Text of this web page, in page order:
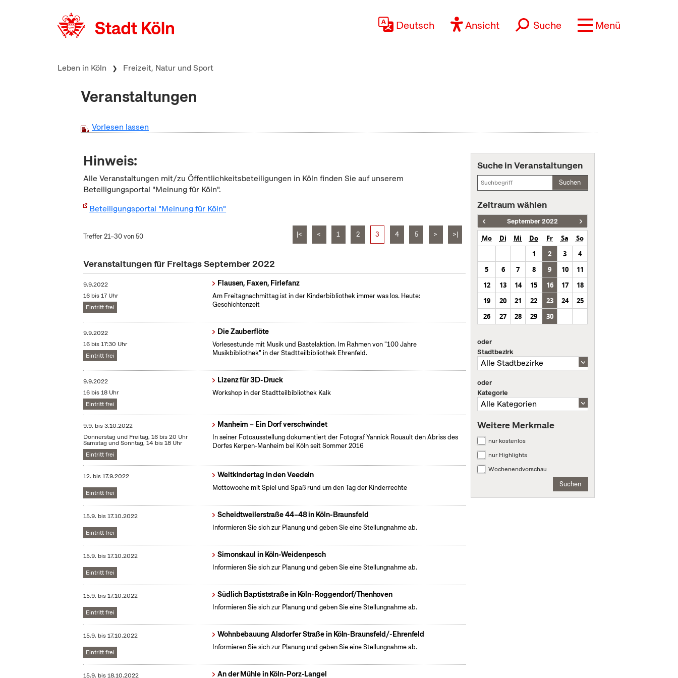
Deutsch Ansicht Suche Menü
Leben in Köln Freizeit, Natur und Sport
Veranstaltungen
Vorlesen lassen
Hinweis:
Alle Veranstaltungen mit/zu Öffentlichkeitsbeteiligungen in Köln finden Sie auf unserem
Beteiligungsportal "Meinung für Köln".
Beteiligungsportal "Meinung für Köln"
Treffer 21–30 von 50 |< < 1 2 3 4 5 > >|
Veranstaltungen für Freitags September 2022
9.9.2022
16 bis 17 Uhr
Eintritt frei
Flausen, Faxen, Firlefanz
Am Freitagnachmittag ist in der Kinderbibliothek immer was los. Heute:
Geschichtenzeit
9.9.2022
16 bis 17:30 Uhr
Eintritt frei
Die Zauberflöte
Vorlesestunde mit Musik und Bastelaktion. Im Rahmen von "100 Jahre
Musikbibliothek" in der Stadtteilbibliothek Ehrenfeld.
9.9.2022
16 bis 18 Uhr
Eintritt frei
Lizenz für 3D-Druck
Workshop in der Stadtteilbibliothek Kalk
9.9. bis3.10.2022
Donnerstag und Freitag, 16 bis 20 Uhr
Samstag und Sonntag, 14 bis 18 Uhr
Eintritt frei
Manheim – Ein Dorf verschwindet
In seiner Fotoausstellung dokumentiert der Fotograf Yannick Rouault den Abriss des
Dorfes Kerpen-Manheim bei Köln seit Sommer 2016
12. bis17.9.2022
Eintritt frei
Weltkindertag in den Veedeln
Mottowoche mit Spiel und Spaß rund um den Tag der Kinderrechte
15.9. bis17.10.2022
Eintritt frei
Scheidtweilerstraße 44–48 in Köln-Braunsfeld
Informieren Sie sich zur Planung und geben Sie eine Stellungnahme ab.
15.9. bis17.10.2022
Eintritt frei
Simonskaul in Köln-Weidenpesch
Informieren Sie sich zur Planung und geben Sie eine Stellungnahme ab.
15.9. bis17.10.2022
Eintritt frei
Südlich Baptiststraße in Köln-Roggendorf/Thenhoven
Informieren Sie sich zur Planung und geben Sie eine Stellungnahme ab.
15.9. bis17.10.2022
Eintritt frei
Wohnbebauung Alsdorfer Straße in Köln-Braunsfeld/-Ehrenfeld
Informieren Sie sich zur Planung und geben Sie eine Stellungnahme ab.
15.9. bis18.10.2022 An der Mühle in Köln-Porz-Langel
Suche in Veranstaltungen
Suchen
Zeitraum wählen
September 2022
Mo Di Mi Do Fr Sa
So
1
2 3
4
5
6 7 8 9 10
11
12
13 14 15 16 17
18
19
20 21 22 23 24
25
26
27 28 29 30
oder
Stadtbezirk
oder
Kategorie
Weitere Merkmale
nur kostenlos
nur Highlights
Wochenendvorschau
Suchen